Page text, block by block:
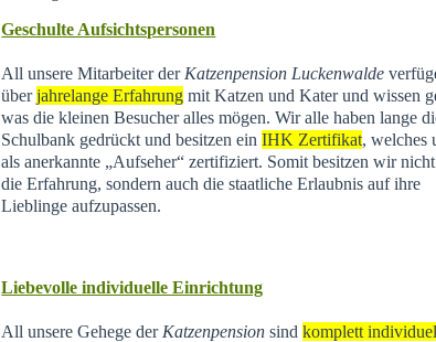
Geschulte Aufsichtspersonen
All unsere Mitarbeiter der Katzenpension Luckenwalde
überjahrelange Erfahrung mit Katzen und Kater und wissen
was die kleinen Besucher alles mögen. Wir alle haben lange
Schulbank gedrückt und besitzen einIHK Zertifikat, welches
als anerkannte „Aufseher“ zertifiziert. Somit besitzen wir
die Erfahrung, sondern auch die staatliche Erlaubnis auf ihre
Lieblinge aufzupassen.
Liebevolle individuelle Einrichtung
All unsere Gehege der Katzenpension sindkomplett